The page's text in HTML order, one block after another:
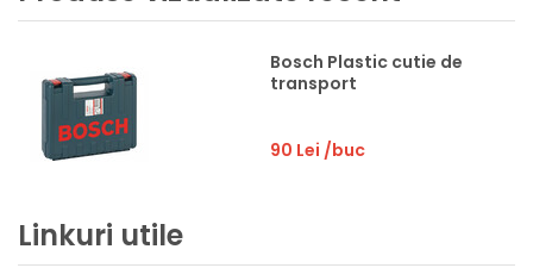
Bosch Plastic cutie de
transport
90 Lei /buc
Linkuri utile